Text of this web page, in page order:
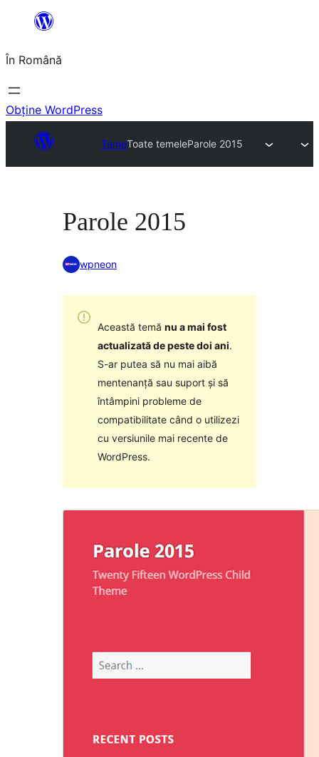
conținut
În Română
Obține WordPress
TemeToate temeleParole 2015
Parole 2015
wpneon
Această temă nu a mai fost
actualizată de peste doi ani.
S-ar putea să nu mai aibă
mentenanță sau suport și să
întâmpini probleme de
compatibilitate când o utilizezi
cu versiunile mai recente de
WordPress.